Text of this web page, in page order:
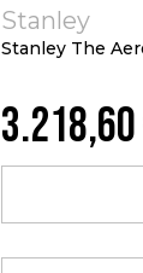
Stanley
Stanley The